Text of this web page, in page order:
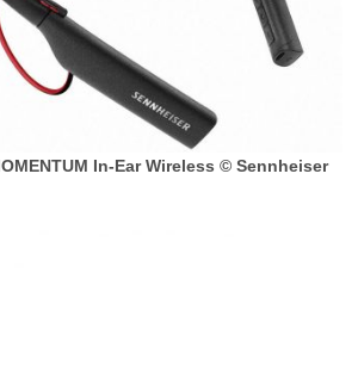
In-Ear Wireless © Sennheiser